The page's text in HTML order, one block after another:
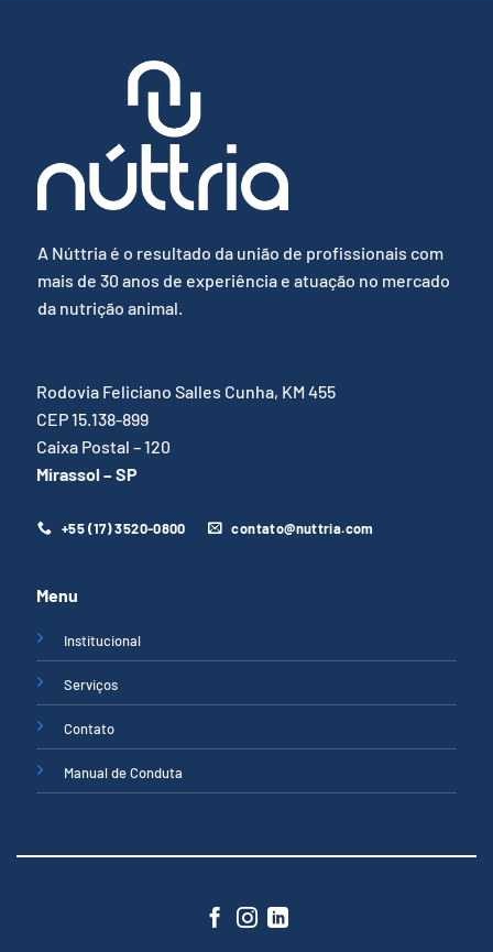
A Núttria é o resultado da união de profissionais com
mais de 30 anos de experiência e atuação no mercado
da nutrição animal.
Rodovia Feliciano Salles Cunha, KM 455
CEP 15.138-899
Caixa Postal – 120
Mirassol – SP
+55 (17) 3520-0800 contato@nuttria.com
Menu
Institucional
Serviços
Contato
Manual de Conduta